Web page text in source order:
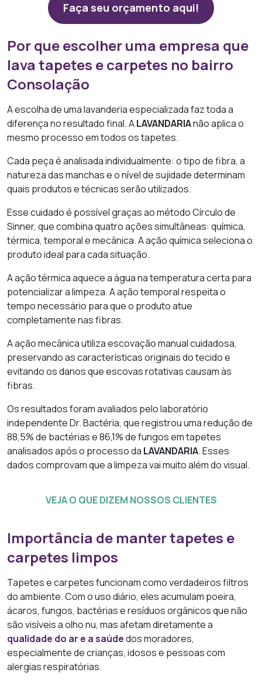
Faça seu orçamento aqui!
Por que escolher uma empresa que
lava tapetes e carpetes no bairro
Consolação
A escolha de uma lavanderia especializada faz toda a
diferença no resultado final. ALAVANDARIAnão aplica o
mesmo processo em todos os tapetes.
Cada peça é analisada individualmente: o tipo de fibra, a
natureza das manchas e o nível de sujidade determinam
quais produtos e técnicas serão utilizados.
Esse cuidado é possível graças ao método Círculo de
Sinner, que combina quatro ações simultâneas: química,
térmica, temporal e mecânica. A ação química seleciona o
produto ideal para cada situação.
A ação térmica aquece a água na temperatura certa para
potencializar a limpeza. A ação temporal respeita o
tempo necessário para que o produto atue
completamente nas fibras.
A ação mecânica utiliza escovação manual cuidadosa,
preservando as características originais do tecido e
evitando os danos que escovas rotativas causam às
fibras.
Os resultados foram avaliados pelo laboratório
independente Dr. Bactéria, que registrou uma redução de
88,5% de bactérias e 86,1% de fungos em tapetes
analisados após o processo da LAVANDARIA. Esses
dados comprovam que a limpeza vai muito além do visual.
VEJA O QUE DIZEM NOSSOS CLIENTES
Importância de manter tapetes e
carpetes limpos
Tapetes e carpetes funcionam como verdadeiros filtros
do ambiente. Com o uso diário, eles acumulam poeira,
ácaros, fungos, bactérias e resíduos orgânicos que não
são visíveis a olho nu, mas afetam diretamente a
qualidade do ar e a saúdedos moradores,
especialmente de crianças, idosos e pessoas com
alergias respiratórias.